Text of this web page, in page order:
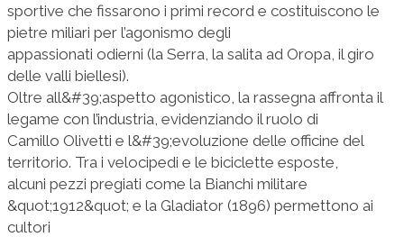
sportive che fissarono i primi record e costituiscono le
pietre miliari per l’agonismo degli
appassionati odierni (la Serra, la salita ad Oropa, il giro
delle valli biellesi).
Oltre all&#39;aspetto agonistico, la rassegna affronta il
legame con l’industria, evidenziando il ruolo di
Camillo Olivetti e l&#39;evoluzione delle officine del
territorio. Tra i velocipedi e le biciclette esposte,
alcuni pezzi pregiati come la Bianchi militare
&quot;1912&quot; e la Gladiator (1896) permettono ai
cultori